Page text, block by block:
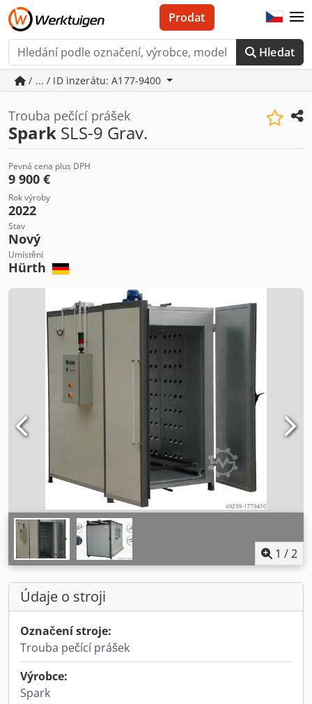
Hledat
Prodat
/ ... / ID inzerátu: A177-9400
Trouba pečící prášek
Spark SLS-9 Grav.
Pevná cena plus DPH
9 900 €
Rok výroby
2022
Stav
Nový
Umístění
Hürth
1 /2
Údaje o stroji
Označení stroje:
Trouba pečící prášek
Výrobce:
Spark